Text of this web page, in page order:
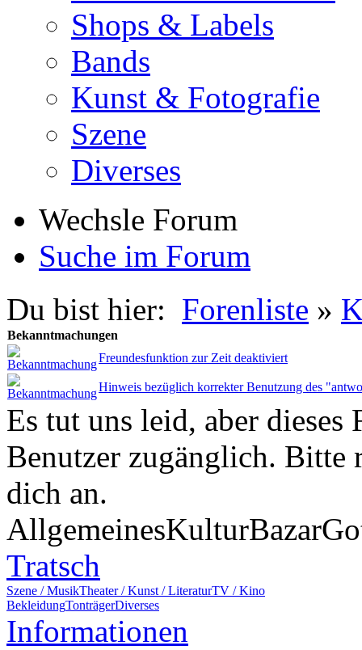
Shops & Labels
Bands
Kunst & Fotografie
Szene
Diverses
Wechsle Forum
Suche im Forum
Du bist hier: Forenliste »
Bekanntmachungen
Freundesfunktion zur Zeit deaktiviert
Hinweis bezüglich korrekter Benutzung des
Es tut uns leid, aber
Benutzer zugänglich. Bitte
dich an.
AllgemeinesKulturBazar
Tratsch
Szene / MusikTheater / Kunst / LiteraturTV / Kino
BekleidungTonträgerDiverses
Informationen